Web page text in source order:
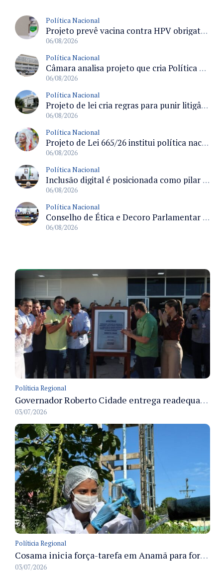
Política Nacional
Projeto prevê vacina contra HPV obrigatória e testes moleculares para rastreamento do câncer do colo do útero
06/08/2026
Política Nacional
Câmara analisa projeto que cria Política Nacional de Qualificação e Valorização da Preceptoria na Residência Médica
06/08/2026
Política Nacional
Projeto de lei cria regras para punir litigância abusiva reversa e integrar sistemas do Judiciário
06/08/2026
Política Nacional
Projeto de Lei 665/26 institui política nacional para prevenção ao transfeminicídio e prevê medidas de proteção e reparação
06/08/2026
Política Nacional
Inclusão digital é posicionada como pilar essencial da reurbanização de favelas e periferias
06/08/2026
Política Nacional
Conselho de Ética e Decoro Parlamentar analisa representações e oitivas agendadas para terça (11)
06/08/2026
Políticia Regional
Governador Roberto Cidade entrega readequação do ambulatório da FCecon e amplia capacidade de atendimento oncológico em Manaus
03/07/2026
Políticia Regional
Cosama inicia força-tarefa em Anamã para fortalecer abastecimento de água e segurança hídrica da população
03/07/2026